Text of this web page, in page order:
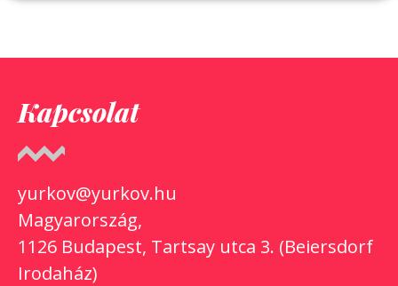
Kapcsolat
yurkov@yurkov.hu
Magyarország,
1126 Budapest, Tartsay utca 3. (Beiersdorf
Irodaház)